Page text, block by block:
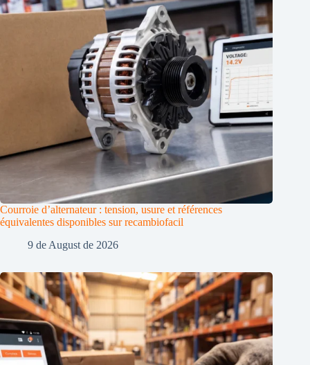
Courroie d’alternateur : tension, usure et références
équivalentes disponibles sur recambiofacil
9 de August de 2026